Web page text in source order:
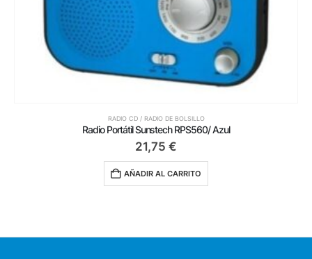
RADIO CD / RADIO DE BOLSILLO
Radio Portátil Sunstech RPS560/ Azul
21,75 €
AÑADIR AL CARRITO